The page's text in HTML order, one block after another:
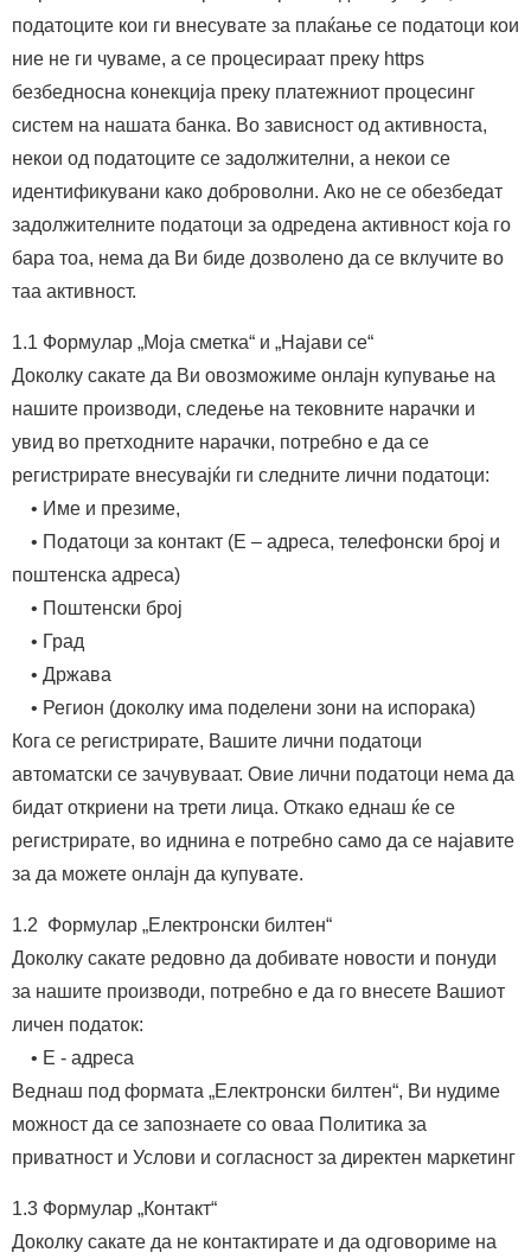
податоците кои ги внесувате за плаќање се податоци кои
ние не ги чуваме, а се процесираат преку https
безбедносна конекција преку платежниот процесинг
систем на нашата банка. Во зависност од активноста,
некои од податоците се задолжителни, а некои се
идентификувани како доброволни. Ако не се обезбедат
задолжителните податоци за одредена активност која го
бара тоа, нема да Ви биде дозволено да се вклучите во
таа активност.
1.1 Формулар „Моја сметка“ и „Најави се“
Доколку сакате да Ви овозможиме онлајн купување на
нашите производи, следење на тековните нарачки и
увид во претходните нарачки, потребно е да се
регистрирате внесувајќи ги следните лични податоци:
• Име и презиме,
• Податоци за контакт (Е – адреса, телефонски број и
поштенска адреса)
• Поштенски број
• Град
• Држава
• Регион (доколку има поделени зони на испорака)
Кога се регистрирате, Вашите лични податоци
автоматски се зачувуваат. Овие лични податоци нема да
бидат откриени на трети лица. Откако еднаш ќе се
регистрирате, во иднина е потребно само да се најавите
за да можете онлајн да купувате.
1.2 Формулар „Електронски билтен“
Доколку сакате редовно да добивате новости и понуди
за нашите производи, потребно е да го внесете Вашиот
личен податок:
• Е - адреса
Веднаш под формата „Електронски билтен“, Ви нудиме
можност да се запознаете со оваа Политика за
приватност и Услови и согласност за директен маркетинг
1.3 Формулар „Контакт“
Доколку сакате да не контактирате и да одговориме на